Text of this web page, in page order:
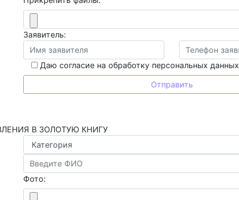
Заявитель:
Даю согласие на обработку персональных данных
В ЗОЛОТУЮ КНИГУ
Фото: